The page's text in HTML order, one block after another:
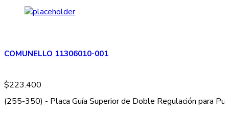
COMUNELLO 11306010-001
$223.400
(255-350) - Placa Guía Superior de Doble Regulación para